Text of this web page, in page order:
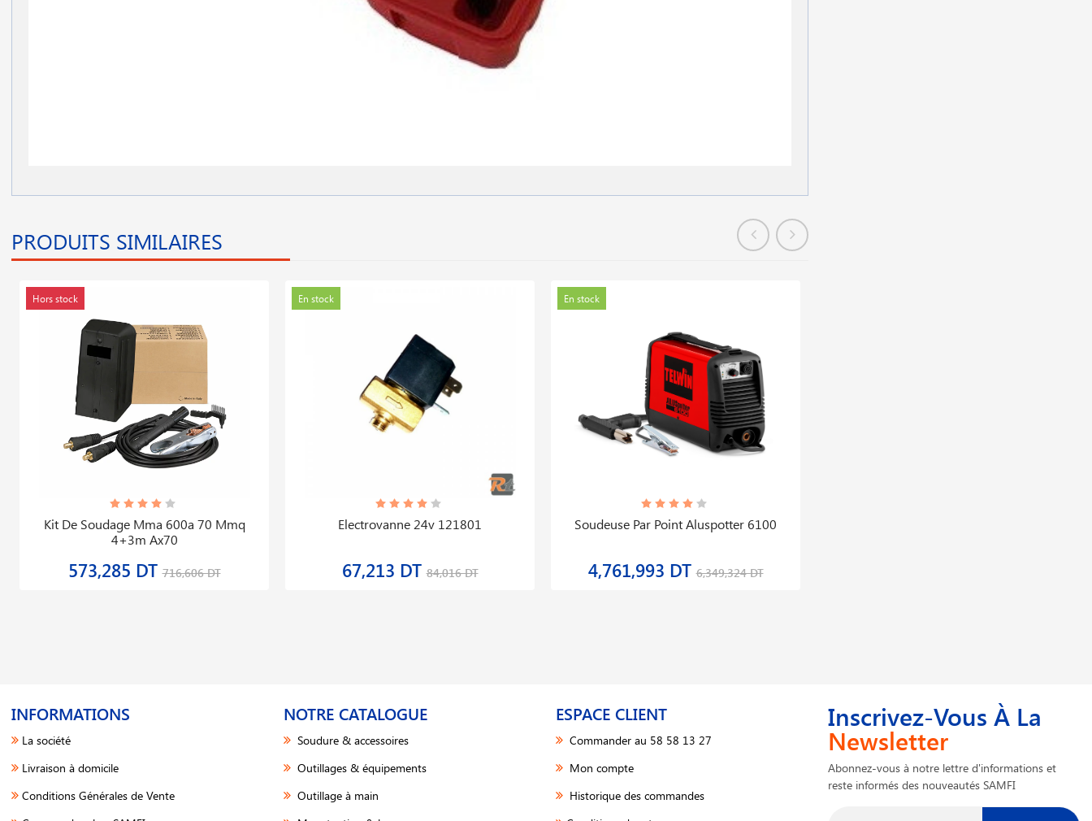
PRODUITS SIMILAIRES
Hors stock
Kit De Soudage Mma 600a 70 Mmq
4+3m Ax70
573,285 DT716,606 DT
En stock
Electrovanne 24v 121801
67,213 DT84,016 DT
En stock
Soudeuse Par Point Aluspotter 6100
4,761,993 DT6,349,324 DT
INFORMATIONS
La société
Livraison à domicile
Conditions Générales de Vente
NOTRE CATALOGUE
Soudure & accessoires
Outillages & équipements
Outillage à main
ESPACE CLIENT
Commander au 58 58 13 27
Mon compte
Historique des commandes
Inscrivez-Vous À La
Newsletter
Abonnez-vous à notre lettre d'informations et
reste informés des nouveautés SAMFI